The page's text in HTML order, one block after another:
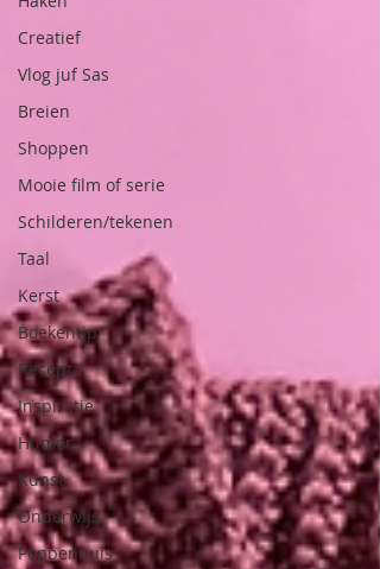
Creatief
Vlog juf Sas
Breien
Shoppen
Mooie film of serie
Schilderen/tekenen
Taal
Kerst
Boekentip
Recept
Inspiratie
Humor
Kunst
Onderwijs
Poppenhuis